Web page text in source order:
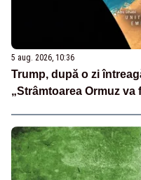
5 aug. 2026, 10:36
Trump, după o zi
„Strâmtoarea Ormuz